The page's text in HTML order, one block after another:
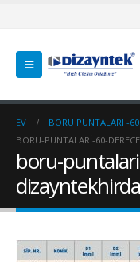
EV
BORU PUNTALARI -60
BORU-PUNTALARI-60-
boru-